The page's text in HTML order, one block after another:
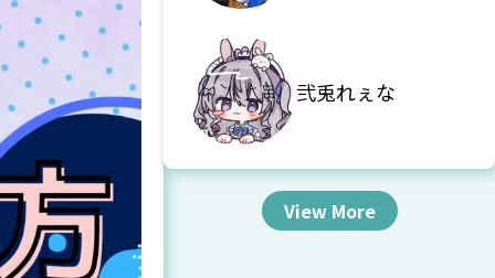
弐兎れぇな
View More